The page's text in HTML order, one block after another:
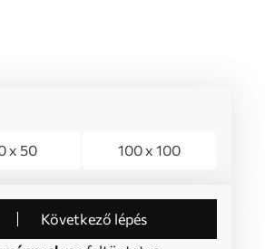
x 50 100 x 100
Következő lépés